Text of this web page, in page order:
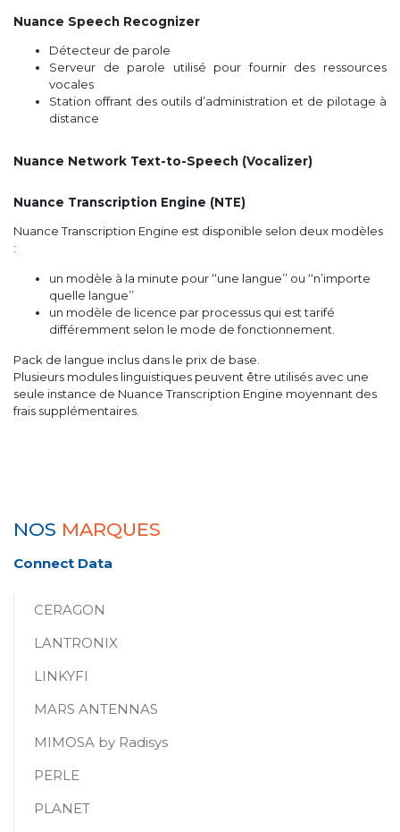
Nuance Speech Recognizer
Détecteur de parole
Serveur de parole utilisé pour fournir des ressources
vocales
Station offrant des outils d’administration et de pilotage à
distance
Nuance Network Text-to-Speech (Vocalizer)
Nuance Transcription Engine (NTE)
Nuance Transcription Engine est disponible selon deux modèles
:
un modèle à la minute pour ‘‘une langue’’ ou ‘‘n’importe
quelle langue’’
un modèle de licence par processus qui est tarifé
différemment selon le mode de fonctionnement.
Pack de langue inclus dans le prix de base.
Plusieurs modules linguistiques peuvent être utilisés avec une
seule instance de Nuance Transcription Engine moyennant des
frais supplémentaires.
NOS MARQUES
Connect Data
CERAGON
LANTRONIX
LINKYFI
MARS ANTENNAS
MIMOSA by Radisys
PERLE
PLANET